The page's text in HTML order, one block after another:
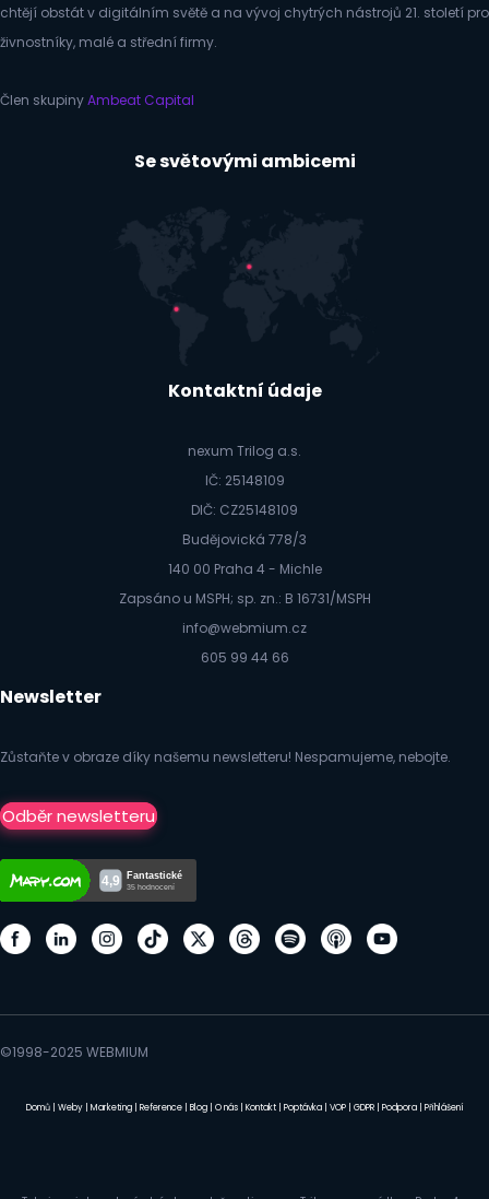
chtějí obstát v digitálním světě a na vývoj chytrých nástrojů 21. století pro
živnostníky, malé a střední firmy.
Člen skupinyAmbeat Capital
Se světovými ambicemi
Kontaktní údaje
nexum Trilog a.s.
IČ: 25148109
DIČ: CZ25148109
Budějovická 778/3
140 00 Praha 4 - Michle
Zapsáno u MSPH; sp. zn.: B 16731/MSPH
info@webmium.cz
605 99 44 66
Newsletter
Zůstaňte v obraze díky našemu newsletteru! Nespamujeme, nebojte.
Odběr newsletteru
©1998-2025 WEBMIUM
Domů Weby Marketing Reference Blog O nás Kontakt Poptávka VOP GDPR Podpora Přihlášení